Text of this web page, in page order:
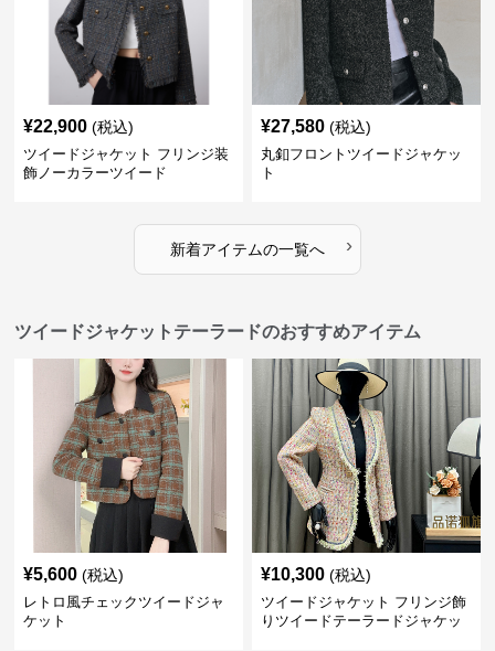
¥22,900 (税込)
ツイードジャケット フリンジ装
飾ノーカラーツイード
¥27,580 (税込)
丸釦フロントツイードジャケッ
ト
新着アイテムの一覧へ ›
ツイードジャケットテーラードのおすすめアイテム
¥5,600 (税込)
レトロ風チェックツイードジャ
ケット
¥10,300 (税込)
ツイードジャケット フリンジ飾
りツイードテーラードジャケッ